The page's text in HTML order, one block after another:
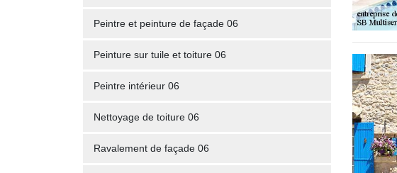
Peintre et peinture de façade 06
Peinture sur tuile et toiture 06
Peintre intérieur 06
Nettoyage de toiture 06
Ravalement de façade 06